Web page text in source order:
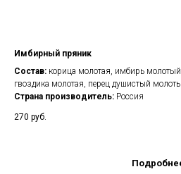
Имбирный пряник
Состав: корица молотая, имбирь
гвоздика молотая, перец душистый
Страна производитель: Россия
270 руб.